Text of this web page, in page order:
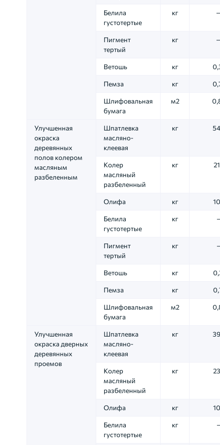
Белила
густотертые
кг
Пигмент
тертый
кг
Ветошь кг
Пемза кг
Шлифовальная
бумага
м2
Улучшенная
окраска
деревянных
полов колером
масляным
разбеленным
Шпатлевка
масляно-
клеевая
кг
Колер
масляный
разбеленный
кг
Олифа кг
Белила
густотертые
кг
Пигмент
тертый
кг
Ветошь кг
Пемза кг
Шлифовальная
бумага
м2
Улучшенная
окраска дверных
деревянных
проемов
Шпатлевка
масляно-
клеевая
кг
Колер
масляный
разбеленный
кг
Олифа кг
Белила
густотертые
кг